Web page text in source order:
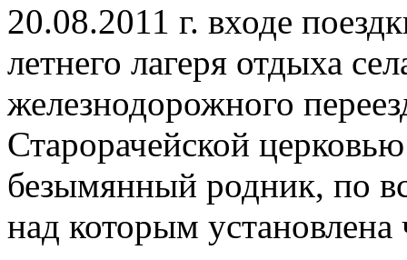
20.08.2011 г. входе
летнего лагеря отдыха
железнодорожного
Старорачейской
безымянный родник, по
над которым установлена